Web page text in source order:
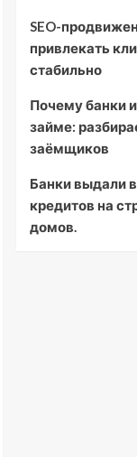
SEO-
привлекать
стабильно
Почему банки
займе:
заёмщиков
Банки выдали
кредитов на
домов.